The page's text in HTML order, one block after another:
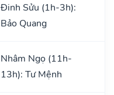
Đinh Sửu (1h-3h):
Bảo Quang
Nhâm Ngọ (11h-
13h): Tư Mệnh